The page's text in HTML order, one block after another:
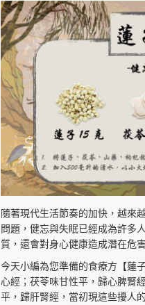
台大食品與生物分子研究中心
http://rcfb.bioagri.ntu.edu.tw/
https://reurl.cc/x6Z7zN
國家食品安全教育暨研究中心
https://www.ncfser.ntu.edu.tw/
https://reurl.cc/WvdGek
全球健康促進產學聯盟
https://reurl.cc/GAWlly
隨著現代生活節奏的加快，越來
問題，健忘與失眠已經成為許多
質，還會對身心健康造成潛在危
今天小編為您準備的食療方【蓮
心經；茯苓味甘性平，歸心脾腎
平，歸肝腎經，當初現這些擾人